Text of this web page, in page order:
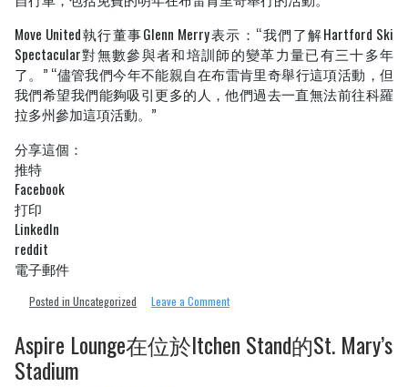
Move United執行董事Glenn Merry表示：“我們了解Hartford Ski
Spectacular對無數參與者和培訓師的變革力量已有三十多年
了。” “儘管我們今年不能親自在布雷肯里奇舉行這項活動，但
我們希望我們能夠吸引更多的人，他們過去一直無法前往科羅
拉多州參加這項活動。”
分享這個：
推特
Facebook
打印
LinkedIn
reddit
電子郵件
Posted in Uncategorized Leave a Commenton
自
Aspire Lounge在位於Itchen Stand的St. Mary’s
Stadium